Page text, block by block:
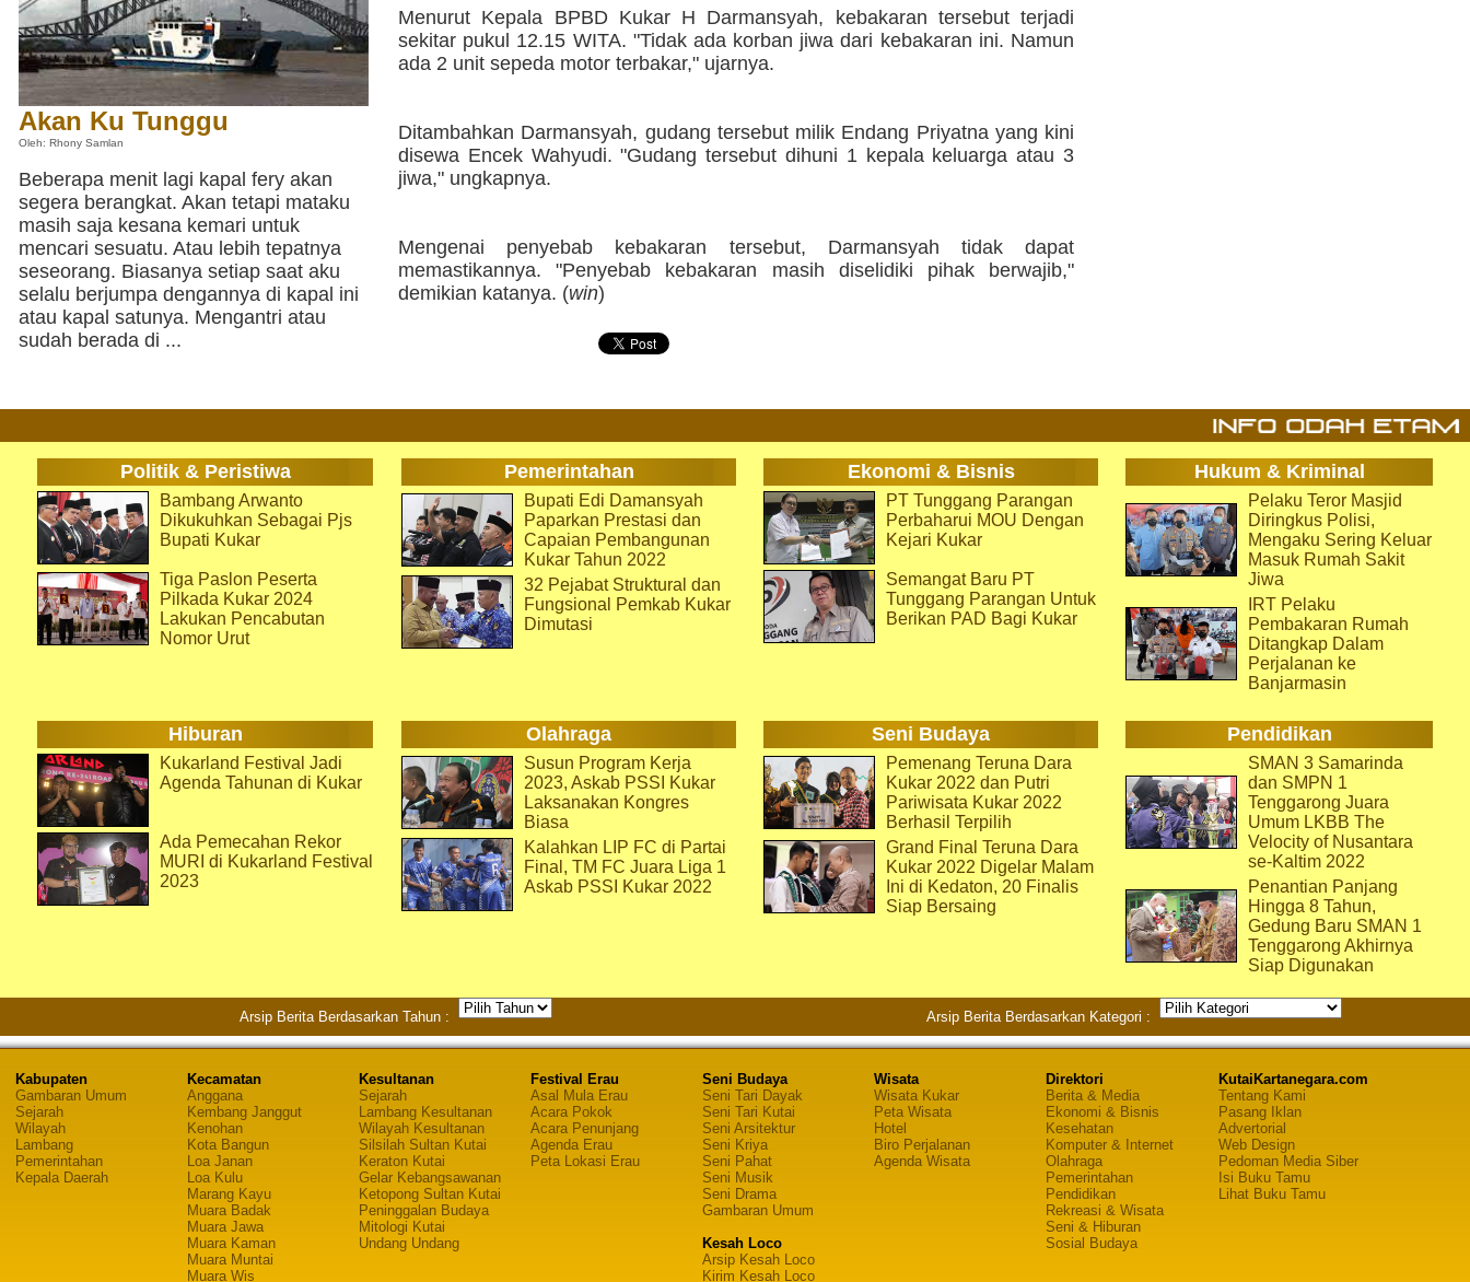
Akan Ku Tunggu
Oleh: Rhony Samlan
Beberapa menit lagi kapal fery akan
segera berangkat. Akan tetapi mataku
masih saja kesana kemari untuk
mencari sesuatu. Atau lebih tepatnya
seseorang. Biasanya setiap saat aku
selalu berjumpa dengannya di kapal ini
atau kapal satunya. Mengantri atau
sudah berada di ...
Menurut Kepala BPBD Kukar H Darmansyah, kebakaran tersebut terjadi
sekitar pukul 12.15 WITA. "Tidak ada korban jiwa dari kebakaran ini. Namun
ada 2 unit sepeda motor terbakar," ujarnya.
Ditambahkan Darmansyah, gudang tersebut milik Endang Priyatna yang kini
disewa Encek Wahyudi. "Gudang tersebut dihuni 1 kepala keluarga atau 3
jiwa," ungkapnya.
Mengenai penyebab kebakaran tersebut, Darmansyah tidak dapat
memastikannya. "Penyebab kebakaran masih diselidiki pihak berwajib,"
demikian katanya. (win)
Politik & Peristiwa Pemerintahan Ekonomi & Bisnis Hukum & Kriminal
Bambang Arwanto
Dikukuhkan Sebagai Pjs
Bupati Kukar
Tiga Paslon Peserta
Pilkada Kukar 2024
Lakukan Pencabutan
Nomor Urut
Bupati Edi Damansyah
Paparkan Prestasi dan
Capaian Pembangunan
Kukar Tahun 2022
32 Pejabat Struktural dan
Fungsional Pemkab Kukar
Dimutasi
PT Tunggang Parangan
Perbaharui MOU Dengan
Kejari Kukar
Semangat Baru PT
Tunggang Parangan Untuk
Berikan PAD Bagi Kukar
Pelaku Teror Masjid
Diringkus Polisi,
Mengaku Sering Keluar
Masuk Rumah Sakit
Jiwa
IRT Pelaku
Pembakaran Rumah
Ditangkap Dalam
Perjalanan ke
Banjarmasin
Hiburan Olahraga Seni Budaya Pendidikan
Kukarland Festival Jadi
Agenda Tahunan di Kukar
Ada Pemecahan Rekor
MURI di Kukarland Festival
2023
Susun Program Kerja
2023, Askab PSSI Kukar
Laksanakan Kongres
Biasa
Kalahkan LIP FC di Partai
Final, TM FC Juara Liga 1
Askab PSSI Kukar 2022
Pemenang Teruna Dara
Kukar 2022 dan Putri
Pariwisata Kukar 2022
Berhasil Terpilih
Grand Final Teruna Dara
Kukar 2022 Digelar Malam
Ini di Kedaton, 20 Finalis
Siap Bersaing
SMAN 3 Samarinda
dan SMPN 1
Tenggarong Juara
Umum LKBB The
Velocity of Nusantara
se-Kaltim 2022
Penantian Panjang
Hingga 8 Tahun,
Gedung Baru SMAN 1
Tenggarong Akhirnya
Siap Digunakan
Arsip Berita Berdasarkan Tahun : Arsip Berita Berdasarkan Kategori :
Kabupaten
Gambaran Umum
Sejarah
Wilayah
Lambang
Pemerintahan
Kepala Daerah
Kecamatan
Anggana
Kembang Janggut
Kenohan
Kota Bangun
Loa Janan
Loa Kulu
Marang Kayu
Muara Badak
Muara Jawa
Muara Kaman
Muara Muntai
Muara Wis
Kesultanan
Sejarah
Lambang Kesultanan
Wilayah Kesultanan
Silsilah Sultan Kutai
Keraton Kutai
Gelar Kebangsawanan
Ketopong Sultan Kutai
Peninggalan Budaya
Mitologi Kutai
Undang Undang
Festival Erau
Asal Mula Erau
Acara Pokok
Acara Penunjang
Agenda Erau
Peta Lokasi Erau
Seni Budaya
Seni Tari Dayak
Seni Tari Kutai
Seni Arsitektur
Seni Kriya
Seni Pahat
Seni Musik
Seni Drama
Gambaran Umum
Kesah Loco
Arsip Kesah Loco
Kirim Kesah Loco
Wisata
Wisata Kukar
Peta Wisata
Hotel
Biro Perjalanan
Agenda Wisata
Direktori
Berita & Media
Ekonomi & Bisnis
Kesehatan
Komputer & Internet
Olahraga
Pemerintahan
Pendidikan
Rekreasi & Wisata
Seni & Hiburan
Sosial Budaya
KutaiKartanegara.com
Tentang Kami
Pasang Iklan
Advertorial
Web Design
Pedoman Media Siber
Isi Buku Tamu
Lihat Buku Tamu